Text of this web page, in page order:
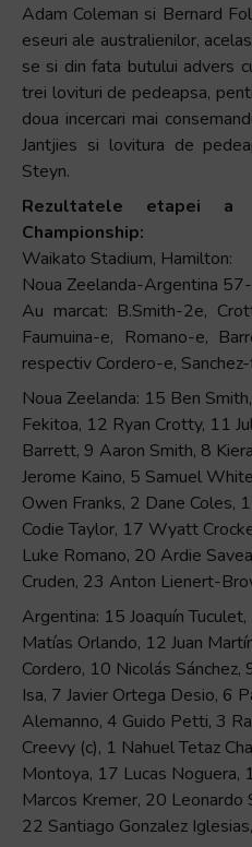
Adam Coleman si Bernard
eseuri ale australienilor,
se si din fata butului advers
trei lovituri de pedeapsa,
doua incercari mai
Jantjies si lovitura de
Steyn.
Rezultatele etapei
Championship:
Waikato Stadium, Hamilton:
Noua Zeelanda-Argentina
Au marcat: B.Smith-2e,
Faumuina-e, Romano-e,
respectiv Cordero-e,
Noua Zeelanda: 15 Ben
Fekitoa, 12 Ryan Crotty, 11
Barrett, 9 Aaron Smith, 8
Jerome Kaino, 5 Samuel
Owen Franks, 2 Dane Coles,
Codie Taylor, 17 Wyatt
Luke Romano, 20 Ardie
Cruden, 23 Anton Lienert-
Argentina: 15 Joaquín
Matías Orlando, 12 Juan
Cordero, 10 Nicolás Sánchez,
Isa, 7 Javier Ortega Desio, 6
Alemanno, 4 Guido Petti, 3
Creevy (c), 1 Nahuel Tetaz
Montoya, 17 Lucas Noguera,
Marcos Kremer, 20 Leonardo
22 Santiago Gonzalez